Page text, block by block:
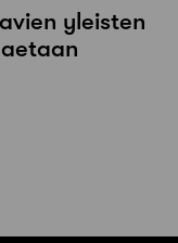
yleisten